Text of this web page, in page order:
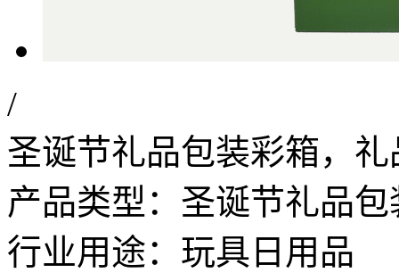
/
圣诞节礼品包装彩箱，
产品类型：圣诞节礼品
行业用途：玩具日用品